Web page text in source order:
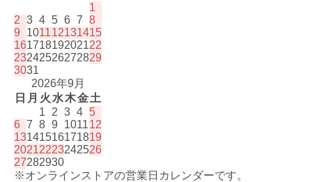
1
2 3 4 5 6 7 8
9
101112131415
16171819202122
23242526272829
3031
2026年9月
日 月 火 水木金土
1
2 3 4 5
6 7 8 9 101112
13141516171819
20212223242526
27282930
※オンラインストアの営業日カレンダーです。